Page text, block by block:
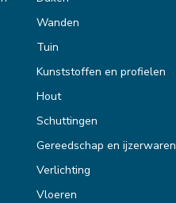
Wanden
Tuin
Kunststoffen en profielen
Hout
Schuttingen
Gereedschap en ijzerwaren
Verlichting
Vloeren